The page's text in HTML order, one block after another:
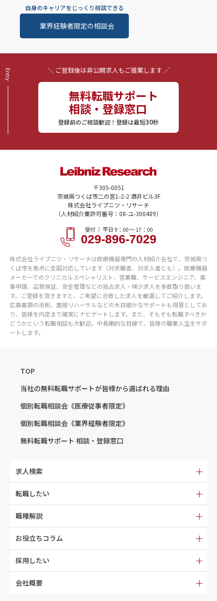
自身のキャリアをじっくり相談できる
業界経験者限定の相談会
＼ ご登録後は非公開求人もご提案します ／
無料転職サポート
相談・登録窓口
登録前のご相談歓迎！登録は最短30秒
〒305-0051
茨城県つくば市二の宮1-2-2 酒井ビル3F
株式会社ライプニツ・リサーチ
（人材紹介業許可番号：08-ユ-300489）
受付 ｜ 平日 9：00 〜 17：00
029-896-7029
株式会社ライプニツ・リサーチは医療機器専門の人材紹介会社で、茨城県つ
くば市を拠点に全国対応しています（対求職者、対求人者とも）。医療機器
メーカーでのクリニカルスペシャリスト、営業職、サービスエンジニア、薬
事申請、品質保証、安全管理などの独占求人・稀少求人を多数取り扱いま
す。ご登録を頂きますと、ご希望に合致した求人を厳選してご紹介します。
応募書類の添削、面接リハーサルなどの木目細かなサポートも得意としてお
り、皆様を内定まで確実にナビゲートします。また、そもそも転職すべきか
どうかという転職相談も大歓迎。中長期的な目線で、皆様の職業人生をサポ
ートします。
TOP
当社の無料転職サポートが皆様から選ばれる理由
個別転職相談会 《医療従事者限定》
個別転職相談会 《業界経験者限定》
無料転職サポート 相談・登録窓口
求人検索
転職したい
職種解説
お役立ちコラム
採用したい
会社概要